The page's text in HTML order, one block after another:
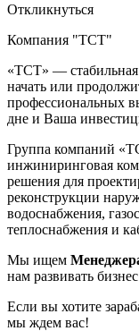
Откликнуться
Компания "ТСТ"
«ТСТ» —
начать или
профессиональных
дне и Ваша
Группа компаний
инжиниринговая
решения для
реконструкции
водоснабжения,
теплоснабжения и
Мы ищем
нам развивать
Если вы хотите
мы ждем вас!